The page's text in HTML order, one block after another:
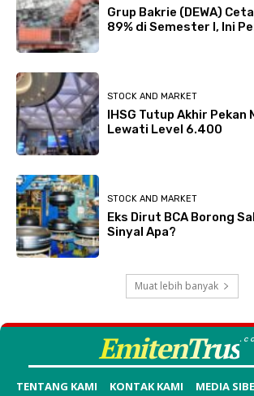
Grup Bakrie (DEWA)
89% di Semester I, Ini
STOCK AND MARKET
IHSG Tutup Akhir Pekan
Lewati Level 6.400
STOCK AND MARKET
Eks Dirut BCA Borong
Sinyal Apa?
Muat lebih banyak
EmitenTrus
TENTANG KAMI KONTAK KAMI MEDIA